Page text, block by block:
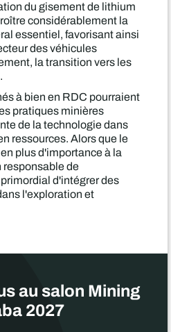
du gisement de lithium
considérablement la
essentiel, favorisant ainsi
des véhicules
la transition vers les
à bien en RDC pourraient
pratiques minières
de la technologie dans
ressources. Alors que le
plus d'importance à la
de
d'intégrer des
l'exploration et
au salon Mining
2027